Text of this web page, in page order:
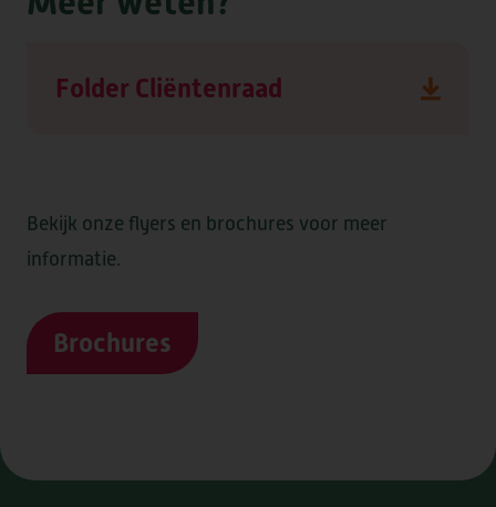
Folder Cliëntenraad
Bekijk onze flyers en brochures voor meer
informatie.
Brochures